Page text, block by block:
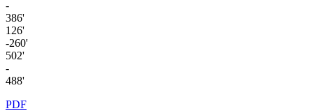
-
386'
126'
-260'
502'
-
488'
PDF